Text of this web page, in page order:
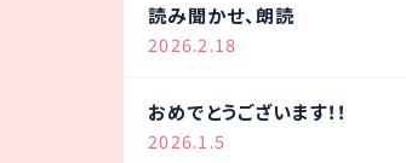
読み聞かせ、朗読
2026.2.18
おめでとうございます！！
2026.1.5